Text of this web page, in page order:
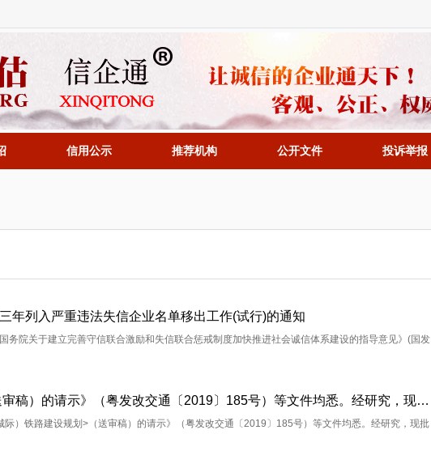
信用公示 推荐机构 公开文件 投诉举报
年列入严重违法失信企业名单移出工作(试行)的通知
务院关于建立完善守信联合激励和失信联合惩戒制度加快推进社会诚信体系建设的指导意见》(国发
广东省发展改革委： 你委《关于报送（送审稿）的请示》（粤发改交通〔2019〕185号）等文件均悉。经研究，现批复如下： 一、为提升粤港澳大湾区城际交通供给质量，
）铁路建设规划>（送审稿）的请示》（粤发改交通〔2019〕185号）等文件均悉。经研究，现批